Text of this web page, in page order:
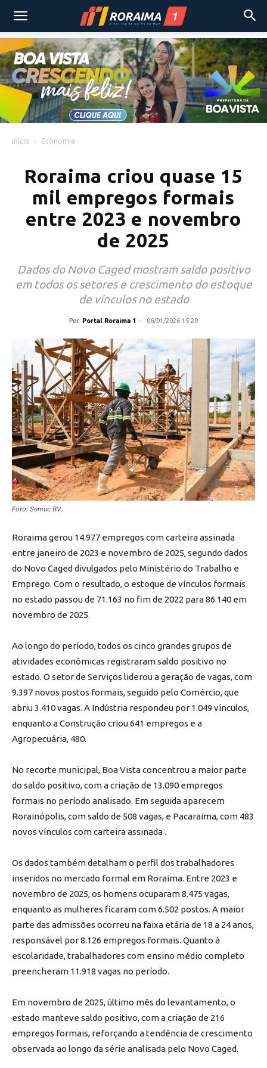
Início Economia
Roraima criou quase 15
mil empregos formais
entre 2023 e novembro
de 2025
Dados do Novo Caged mostram saldo positivo
em todos os setores e crescimento do estoque
de vínculos no estado
Por Portal Roraima 1 - 06/01/2026 15:29
Foto: Semuc BV
Roraima gerou 14.977 empregos com carteira assinada
entre janeiro de 2023 e novembro de 2025, segundo dados
do Novo Caged divulgados pelo Ministério do Trabalho e
Emprego. Com o resultado, o estoque de vínculos formais
no estado passou de 71.163 no fim de 2022 para 86.140 em
novembro de 2025.
Ao longo do período, todos os cinco grandes grupos de
atividades econômicas registraram saldo positivo no
estado. O setor de Serviços liderou a geração de vagas, com
9.397 novos postos formais, seguido pelo Comércio, que
abriu 3.410 vagas. A Indústria respondeu por 1.049 vínculos,
enquanto a Construção criou 641 empregos e a
Agropecuária, 480.
No recorte municipal, Boa Vista concentrou a maior parte
do saldo positivo, com a criação de 13.090 empregos
formais no período analisado. Em seguida aparecem
Rorainópolis, com saldo de 508 vagas, e Pacaraima, com 483
novos vínculos com carteira assinada .
Os dados também detalham o perfil dos trabalhadores
inseridos no mercado formal em Roraima. Entre 2023 e
novembro de 2025, os homens ocuparam 8.475 vagas,
enquanto as mulheres ficaram com 6.502 postos. A maior
parte das admissões ocorreu na faixa etária de 18 a 24 anos,
responsável por 8.126 empregos formais. Quanto à
escolaridade, trabalhadores com ensino médio completo
preencheram 11.918 vagas no período.
Em novembro de 2025, último mês do levantamento, o
estado manteve saldo positivo, com a criação de 216
empregos formais, reforçando a tendência de crescimento
observada ao longo da série analisada pelo Novo Caged.